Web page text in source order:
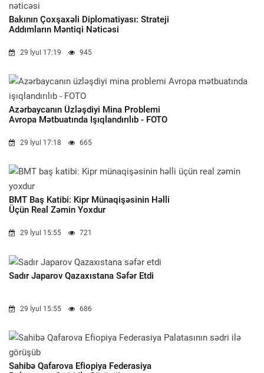
Bakının Çoxşaxəli Diplomatiyası: Strateji
Addımların Məntiqi Nəticəsi
29 İyul 17:19 945
Azərbaycanın Üzləşdiyi Mina Problemi
Avropa Mətbuatında Işıqlandırılıb - FOTO
29 İyul 17:18 665
BMT Baş Katibi: Kipr Münaqişəsinin Həlli
Üçün Real Zəmin Yoxdur
29 İyul 15:55 721
Sadır Japarov Qazaxıstana Səfər Etdi
29 İyul 15:55 686
Sahibə Qafarova Efiopiya Federasiya